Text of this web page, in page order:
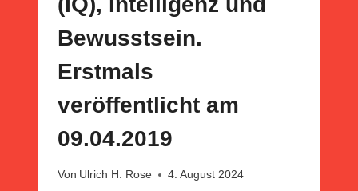
Bewusstsein.
Erstmals
veröffentlicht am
09.04.2019
Von Ulrich H. Rose 4. August 2024